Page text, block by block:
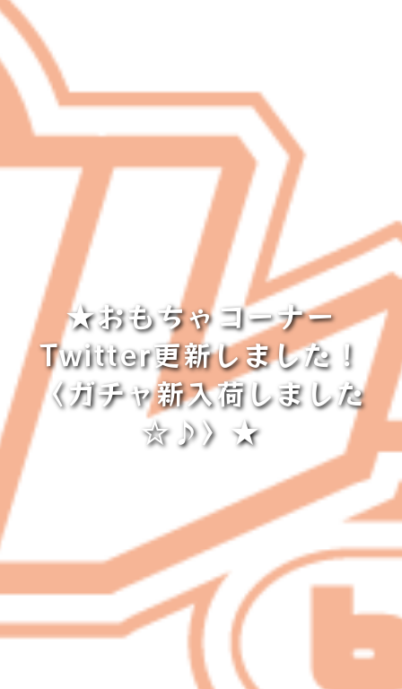
★おもちゃコーナー
Twitter更新しました！
〈ガチャ新入荷しました
☆♪〉★